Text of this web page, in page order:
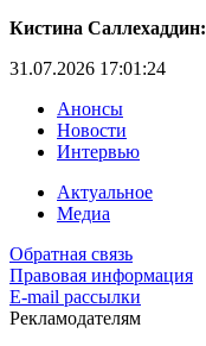
Кистина Саллехаддин:
31.07.2026 17:01:24
Анонсы
Новости
Интервью
Актуальное
Медиа
Обратная связь
Правовая информация
E-mail рассылки
Рекламодателям